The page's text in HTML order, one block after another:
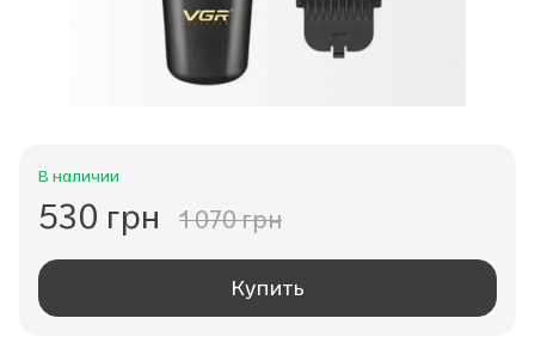
В наличии
530 грн 1 070 грн
Купить